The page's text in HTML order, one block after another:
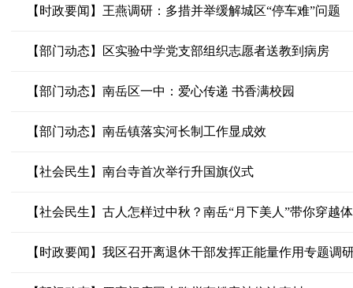
【时政要闻】王燕调研：多措并举缓解城区“停车难”问题
【部门动态】区实验中学党支部组织志愿者送教到病房
【部门动态】南岳区一中：爱心传递 书香满校园
【部门动态】南岳镇落实河长制工作显成效
【社会民生】南台寺首次举行升国旗仪式
【社会民生】古人怎样过中秋？南岳“月下美人”带你穿越
【时政要闻】我区召开离退休干部发挥正能量作用专题调